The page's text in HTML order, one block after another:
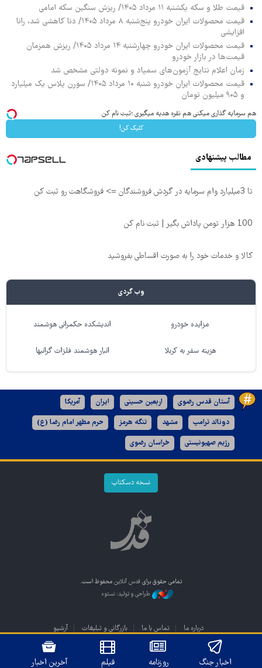
قیمت طلا و سکه یکشنبه ۱۱ مرداد ۱۴۰۵/ ریزش سنگین سکه امامی
قیمت محصولات ایران خودرو پنج‌شنبه ۸ مرداد ۱۴۰۵/ دنا کاهشی شد، رانا
افزایشی
قیمت محصولات ایران خودرو چهارشنبه ۱۴ مرداد ۱۴۰۵/ ریزش همزمان
قیمت‌ها در بازار خودرو
زمان اعلام نتایج آزمون‌های سمپاد و نمونه دولتی مشخص شد
قیمت محصولات ایران خودرو شنبه ۱۰ مرداد ۱۴۰۵/ سورن پلاس یک میلیارد
و ۹۰۵ میلیون تومان
هم سرمایه گذاری میکنی هم نقره هدیه میگیری ؛ثبت نام کن
کلیک کن!
مطالب پیشنهادی
تا 3میلیارد وام سرمایه در گردش فروشندگان => فروشگاهت رو ثبت کن
100 هزار تومن پاداش بگیر | ثبت نام کن
کالا و خدمات خود را به صورت اقساطی بفروشید
وب گردی
مزایده خودرو اندیشکده حکمرانی هوشمند
هزینه سفر به کربلا انبار هوشمند فلزات گرانبها
آستان قدس رضوی اربعین حسینی ایران آمریکا
دونالد ترامپ مشهد تنگه هرمز حرم مطهر امام رضا (ع)
رژیم صهیونیستی خراسان رضوی
نسخه دسکتاپ
تمامی حقوق برای قدس آنلاین محفوظ است.
طراحی و تولید: نستوه
درباره ما تماس با ما بازرگانی و تبلیغات آرشیو
اخبار جنگ روزنامه فیلم آخرین اخبار